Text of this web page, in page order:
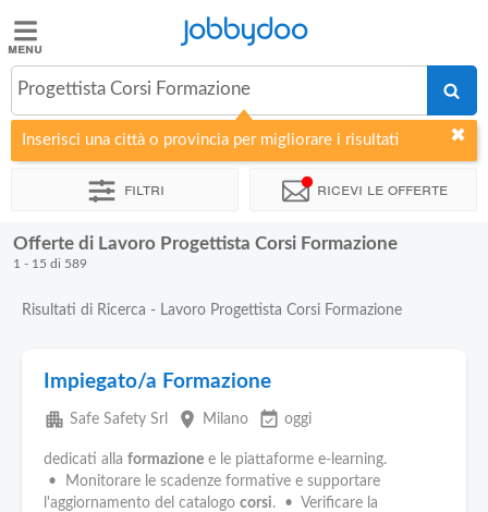
Jobbydoo
Offerte
di
lavoro
professioni
Blog
Pubblica
Jobbydoo
Progettista Corsi Formazione
Inserisci una città o provincia per migliorare i risultati
Filtri Ricevi le offerte
Offerte di Lavoro Progettista Corsi Formazione
1 - 15 di 589
Risultati di Ricerca - Lavoro Progettista Corsi Formazione
Impiegato/a Formazione
apartment Safe Safety Srl place Milano event_available oggi
dedicati alla formazione e le piattaforme e-learning.
• Monitorare le scadenze formative e supportare
l'aggiornamento del catalogo corsi. • Verificare la